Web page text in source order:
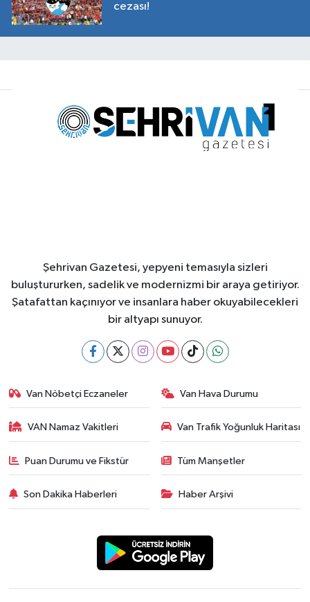
cezası!
Şehrivan Gazetesi, yepyeni temasıyla sizleri
buluştururken, sadelik ve modernizmi bir araya getiriyor.
Şatafattan kaçınıyor ve insanlara haber okuyabilecekleri
bir altyapı sunuyor.
Van Nöbetçi Eczaneler Van Hava Durumu
VAN Namaz Vakitleri Van Trafik Yoğunluk Haritası
Puan Durumu ve Fikstür Tüm Manşetler
Son Dakika Haberleri Haber Arşivi